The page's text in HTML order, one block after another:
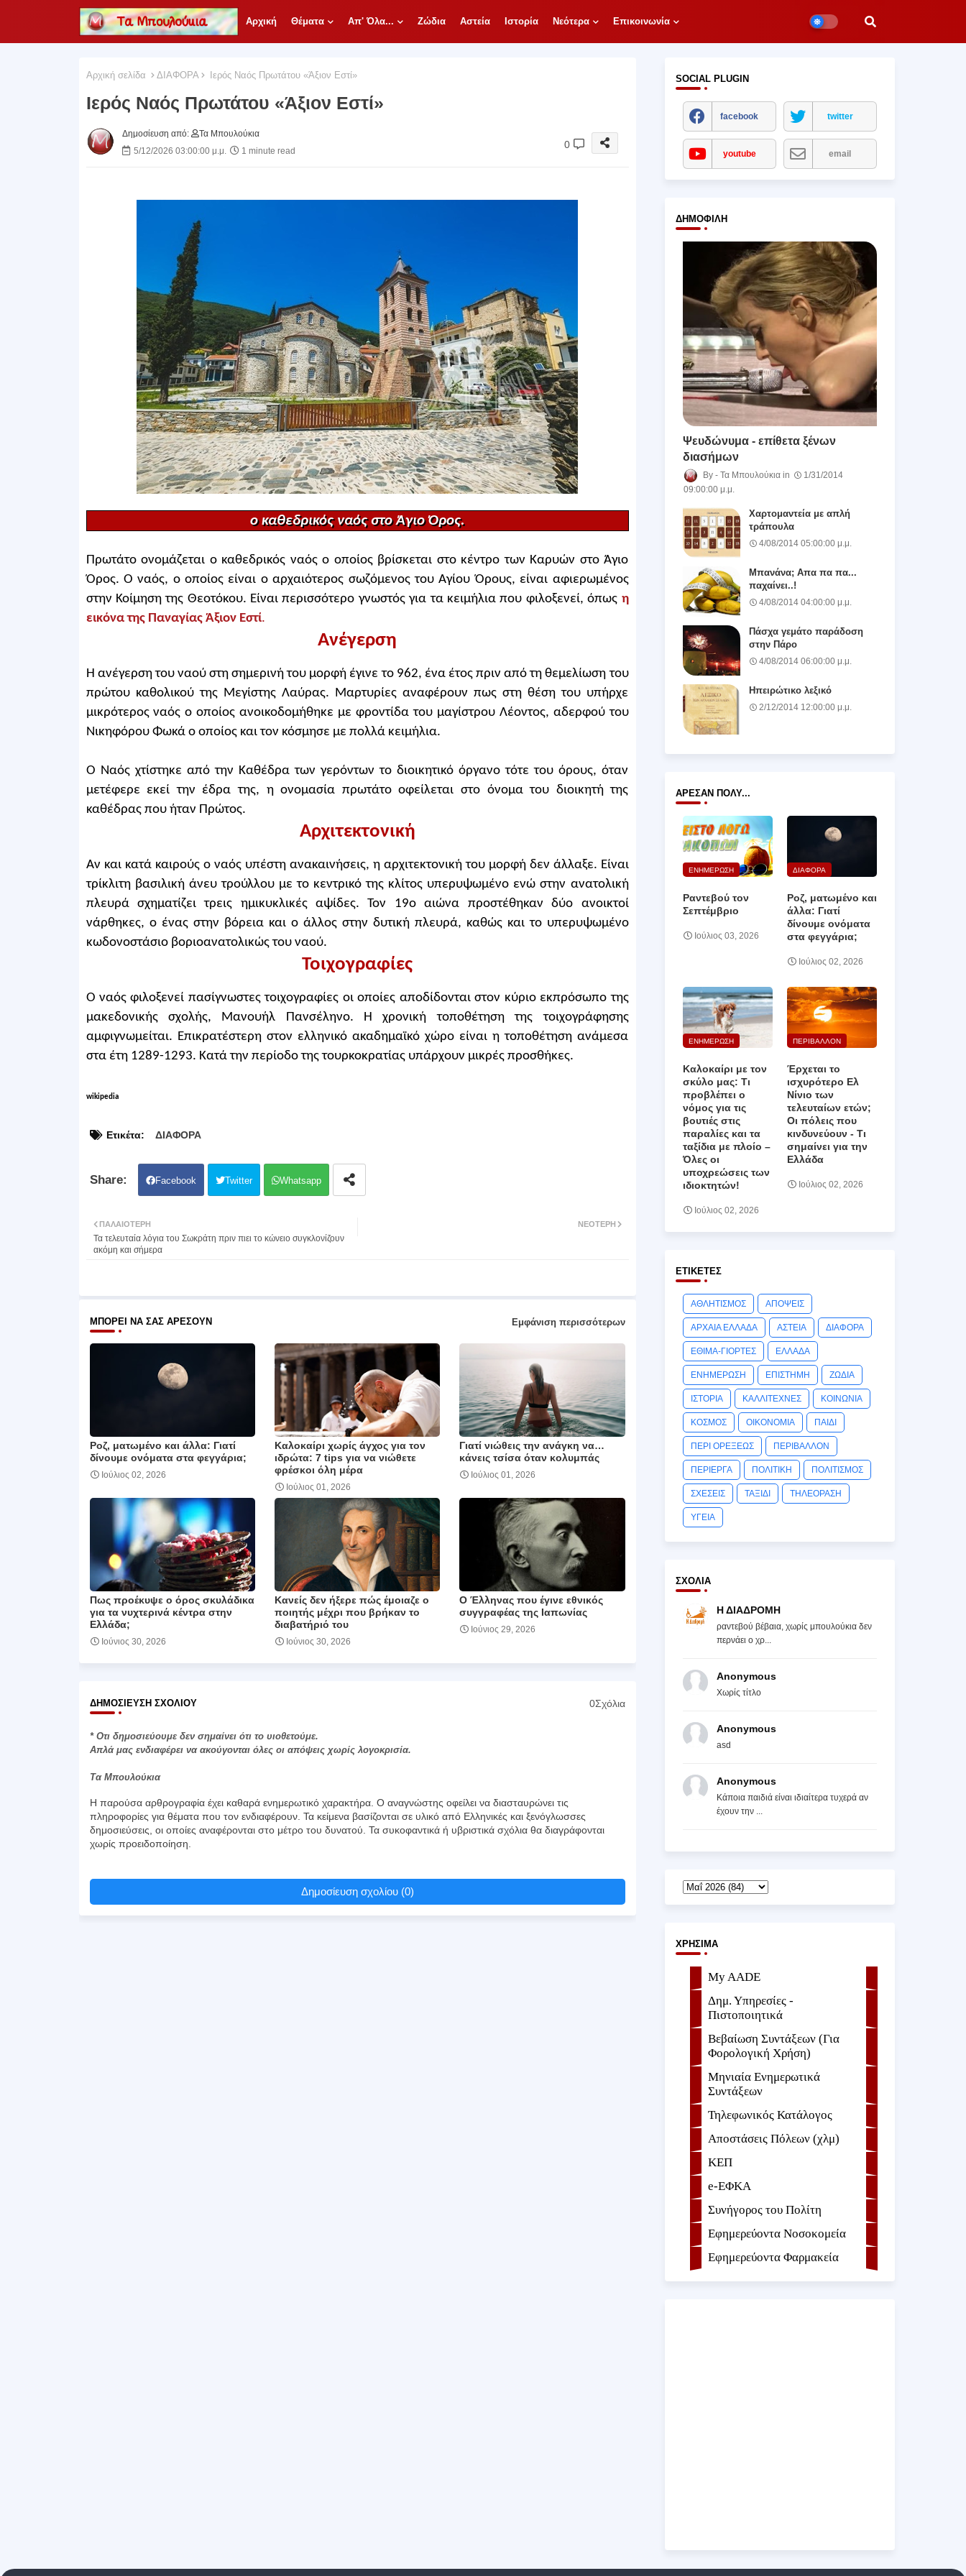
Αρχική Θέματα Απ' Όλα... Ζώδια Αστεία Ιστορία Νεότερα Επικοινωνία
Αρχική σελίδα ΔΙΑΦΟΡΑ Ιερός Ναός Πρωτάτου «Άξιον Εστί»
Ιερός Ναός Πρωτάτου «Άξιον Εστί»
Δημοσίευση από:
Τα Μπουλούκια
5/12/2026 03:00:00 μ.μ.
1 minute read
0
ο καθεδρικός ναός στο Άγιο Όρος.
Πρωτάτο ονομάζεται ο καθεδρικός ναός ο οποίος βρίσκεται στο κέντρο των Καρυών στο Άγιο
Όρος. Ο ναός, ο οποίος είναι ο αρχαιότερος σωζόμενος του Αγίου Όρους, είναι αφιερωμένος
στην Κοίμηση της Θεοτόκου. Είναι περισσότερο γνωστός για τα κειμήλια που φιλοξενεί, όπως η
εικόνα της Παναγίας Άξιον Εστί.
Ανέγερση
Η ανέγερση του ναού στη σημερινή του μορφή έγινε το 962, ένα έτος πριν από τη θεμελίωση του
πρώτου καθολικού της Μεγίστης Λαύρας. Μαρτυρίες αναφέρουν πως στη θέση του υπήρχε
μικρότερος ναός ο οποίος ανοικοδομήθηκε με φροντίδα του μαγίστρου Λέοντος, αδερφού του
Νικηφόρου Φωκά ο οποίος και τον κόσμησε με πολλά κειμήλια.
Ο Ναός χτίστηκε από την Καθέδρα των γερόντων το διοικητικό όργανο τότε του όρους, όταν
μετέφερε εκεί την έδρα της, η ονομασία πρωτάτο οφείλεται στο όνομα του διοικητή της
καθέδρας που ήταν Πρώτος.
Αρχιτεκτονική
Αν και κατά καιρούς ο ναός υπέστη ανακαινήσεις, η αρχιτεκτονική του μορφή δεν άλλαξε. Είναι
τρίκλιτη βασιλική άνευ τρούλλου με το κεντρικό της κλίτος υπερυψωμένο ενώ στην ανατολική
πλευρά σχηματίζει τρεις ημικυκλικές αψίδες. Τον 19ο αιώνα προστέθηκαν δύο ανοικτοί
νάρθηκες, ο ένας στην βόρεια και ο άλλος στην δυτική πλευρά, καθώς και το υπερυψωμένο
κωδονοστάσιο βοριοανατολικώς του ναού.
Τοιχογραφίες
Ο ναός φιλοξενεί πασίγνωστες τοιχογραφίες οι οποίες αποδίδονται στον κύριο εκπρόσωπο της
μακεδονικής σχολής, Μανουήλ Πανσέληνο. Η χρονική τοποθέτηση της τοιχογράφησης
αμφιγνωμείται. Επικρατέστερη στον ελληνικό ακαδημαϊκό χώρο είναι η τοποθέτηση ανάμεσα
στα έτη 1289-1293. Κατά την περίοδο της τουρκοκρατίας υπάρχουν μικρές προσθήκες.
wikipedia
Ετικέτα: ΔΙΑΦΟΡΑ
Facebook Twitter Whatsapp
ΝΕΌΤΕΡΗ
ΠΑΛΑΙΌΤΕΡΗ
Τα τελευταία λόγια του Σωκράτη πριν πιει το κώνειο συγκλονίζουν
ακόμη και σήμερα
ΜΠΟΡΕΊ ΝΑ ΣΑΣ ΑΡΈΣΟΥΝ Εμφάνιση περισσότερων
Ροζ, ματωμένο και άλλα: Γιατί
δίνουμε ονόματα στα φεγγάρια;
Ιούλιος 02, 2026
Καλοκαίρι χωρίς άγχος για τον
ιδρώτα: 7 tips για να νιώθετε
φρέσκοι όλη μέρα
Ιούλιος 01, 2026
Γιατί νιώθεις την ανάγκη να…
κάνεις τσίσα όταν κολυμπάς
Ιούλιος 01, 2026
Πως προέκυψε ο όρος σκυλάδικα
για τα νυχτερινά κέντρα στην
Ελλάδα;
Ιούνιος 30, 2026
Κανείς δεν ήξερε πώς έμοιαζε ο
ποιητής μέχρι που βρήκαν το
διαβατήριό του
Ιούνιος 30, 2026
Ο Έλληνας που έγινε εθνικός
συγγραφέας της Ιαπωνίας
Ιούνιος 29, 2026
ΔΗΜΟΣΊΕΥΣΗ ΣΧΟΛΊΟΥ 0Σχόλια
* Οτι δημοσιεύουμε δεν σημαίνει ότι το υιοθετούμε.
Απλά μας ενδιαφέρει να ακούγονται όλες οι απόψεις χωρίς λογοκρισία.
Τα Μπουλούκια
Η παρούσα αρθρογραφία έχει καθαρά ενημερωτικό χαρακτήρα. Ο αναγνώστης οφείλει να διασταυρώνει τις
πληροφορίες για θέματα που τον ενδιαφέρουν. Τα κείμενα βασίζονται σε υλικό από Ελληνικές και ξενόγλωσσες
δημοσιεύσεις, οι οποίες αναφέρονται στο μέτρο του δυνατού. Τα συκοφαντικά ή υβριστικά σχόλια θα διαγράφονται
χωρίς προειδοποίηση.
Δημοσίευση σχολίου (0)
SOCIAL PLUGIN
facebook twitter
youtube email
ΔΗΜΟΦΙΛΉ
Ψευδώνυμα - επίθετα ξένων
διασήμων
Τα Μπουλούκια
1/31/2014
09:00:00 μ.μ.
Χαρτομαντεία με απλή
τράπουλα
4/08/2014 05:00:00 μ.μ.
Μπανάνα; Απα πα πα...
παχαίνει..!
4/08/2014 04:00:00 μ.μ.
Πάσχα γεμάτο παράδοση
στην Πάρο
4/08/2014 06:00:00 μ.μ.
Ηπειρώτικο λεξικό
2/12/2014 12:00:00 μ.μ.
ΆΡΕΣΑΝ ΠΟΛΎ...
ΕΝΗΜΕΡΩΣΗ
Ραντεβού τον
Σεπτέμβριο
Ιούλιος 03, 2026
ΔΙΑΦΟΡΑ
Ροζ, ματωμένο και
άλλα: Γιατί
δίνουμε ονόματα
στα φεγγάρια;
Ιούλιος 02, 2026
ΕΝΗΜΕΡΩΣΗ
Καλοκαίρι με τον
σκύλο μας: Τι
προβλέπει ο
νόμος για τις
βουτιές στις
παραλίες και τα
ταξίδια με πλοίο –
Όλες οι
υποχρεώσεις των
ιδιοκτητών!
Ιούλιος 02, 2026
ΠΕΡΙΒΑΛΛΟΝ
Έρχεται το
ισχυρότερο Ελ
Νίνιο των
τελευταίων ετών;
Οι πόλεις που
κινδυνεύουν ‑ Τι
σημαίνει για την
Ελλάδα
Ιούλιος 02, 2026
ΕΤΙΚΈΤΕΣ
ΑΘΛΗΤΙΣΜΟΣ ΑΠΟΨΕΙΣ
ΑΡΧΑΙΑ ΕΛΛΑΔΑ ΑΣΤΕΙΑ ΔΙΑΦΟΡΑ
ΕΘΙΜΑ-ΓΙΟΡΤΕΣ ΕΛΛΑΔΑ
ΕΝΗΜΕΡΩΣΗ ΕΠΙΣΤΗΜΗ ΖΩΔΙΑ
ΙΣΤΟΡΙΑ ΚΑΛΛΙΤΕΧΝΕΣ ΚΟΙΝΩΝΙΑ
ΚΟΣΜΟΣ ΟΙΚΟΝΟΜΙΑ ΠΑΙΔΙ
ΠΕΡΙ ΟΡΕΞΕΩΣ ΠΕΡΙΒΑΛΛΟΝ
ΠΕΡΙΕΡΓΑ ΠΟΛΙΤΙΚΗ ΠΟΛΙΤΙΣΜΟΣ
ΣΧΕΣΕΙΣ ΤΑΞΙΔΙ ΤΗΛΕΟΡΑΣΗ
ΥΓΕΙΑ
ΣΧΌΛΙΑ
Η ΔΙΑΔΡΟΜΗ
ραντεβού βέβαια, χωρίς μπουλούκια δεν
περνάει ο χρ...
Anonymous
Χωρίς τίτλο
Anonymous
asd
Anonymous
Κάποια παιδιά είναι ιδιαίτερα τυχερά αν
έχουν την ...
ΧΡΉΣΙΜΑ
My AADE
Δημ. Υπηρεσίες -
Πιστοποιητικά
Βεβαίωση Συντάξεων (Για
Φορολογική Χρήση)
Μηνιαία Ενημερωτικά
Συντάξεων
Τηλεφωνικός Κατάλογος
Αποστάσεις Πόλεων (χλμ)
ΚΕΠ
e-ΕΦKA
Συνήγορος του Πολίτη
Εφημερεύοντα Νοσοκομεία
Εφημερεύοντα Φαρμακεία